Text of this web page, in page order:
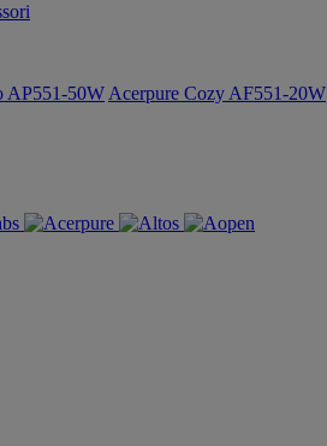
AP551-50W Acerpure Cozy AF551-20W